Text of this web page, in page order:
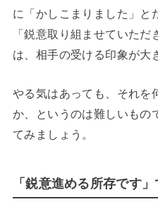
に「かしこまりました」と
「鋭意取り組ませていた
は、相手の受ける印象が大
やる気はあっても、それを
か、というのは難しいもの
てみましょう。
「鋭意進める所存です